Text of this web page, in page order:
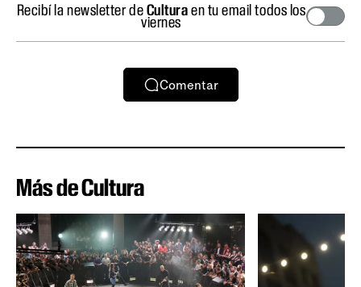
Recibí la newsletter deCulturaen tu email todos los
viernes
Comentar
Más de Cultura